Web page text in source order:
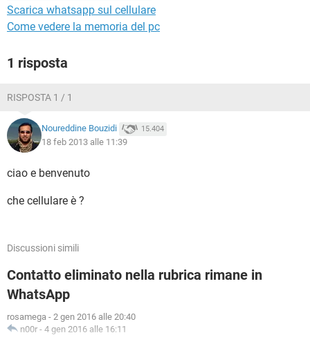
Scarica whatsapp sul cellulare
Come vedere la memoria del pc
1 risposta
RISPOSTA 1 / 1
Noureddine Bouzidi 15.404
18 feb 2013 alle 11:39
ciao e benvenuto
che cellulare è ?
Discussioni simili
Contatto eliminato nella rubrica rimane in
WhatsApp
rosamega - 2 gen 2016 alle 20:40
n00r - 4 gen 2016 alle 16:11